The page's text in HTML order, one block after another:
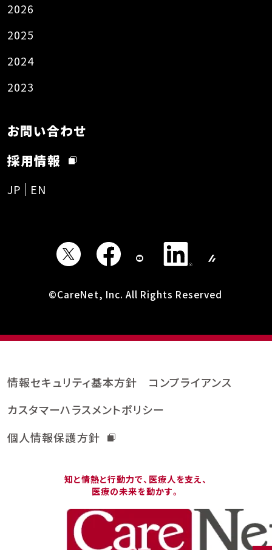
2026
2025
2024
2023
お問い合わせ
採用情報
JP EN
©CareNet, Inc. All Rights Reserved
知と情熱と行動力で、医療人を支え、
医療の未来を動かす。
情報セキュリティ基本方針
コンプライアンス
カスタマーハラスメントポリシー
個人情報保護方針